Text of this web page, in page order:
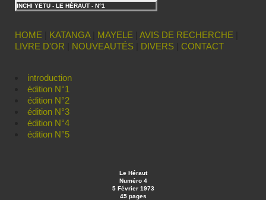
INCHI YETU - LE HÉRAUT - N°1
HOME KATANGA| MAYELE |AVIS DE RECHERCHE
LIVRE D'OR
NOUVEAUTÉS DIVERS CONTACT
introduction
édition N°1
édition N°2
édition N°3
édition N°4
édition N°5
Le Héraut
Numéro 4
5 Février 1973
45 pages